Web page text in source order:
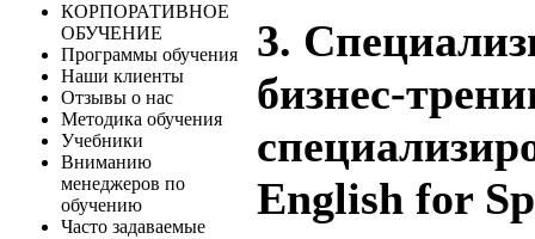
КОРПОРАТИВНОЕ
ОБУЧЕНИЕ
Программы обучения
Наши клиенты
Отзывы о нас
Методика обучения
Учебники
Вниманию
менеджеров по
обучению
Часто задаваемые
3.
бизнес-
English for